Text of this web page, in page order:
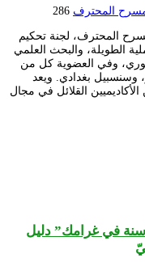
المحترف 286
المحترف، لجنة تحكيم
العملية الطويلة، والبحث العلمي
وفي العضوية كل من
وسنسبيل بغدادي. ويعد
القلائل في مجال
المخرج المسرحيّ محمّد شرشال “70 سنة في غرامك” دليل